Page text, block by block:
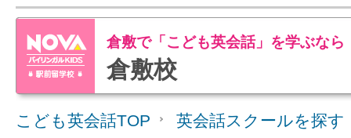
倉敷校
倉敷で「こども英会話」を学ぶなら
こども英会話TOP 英会話スクールを探す